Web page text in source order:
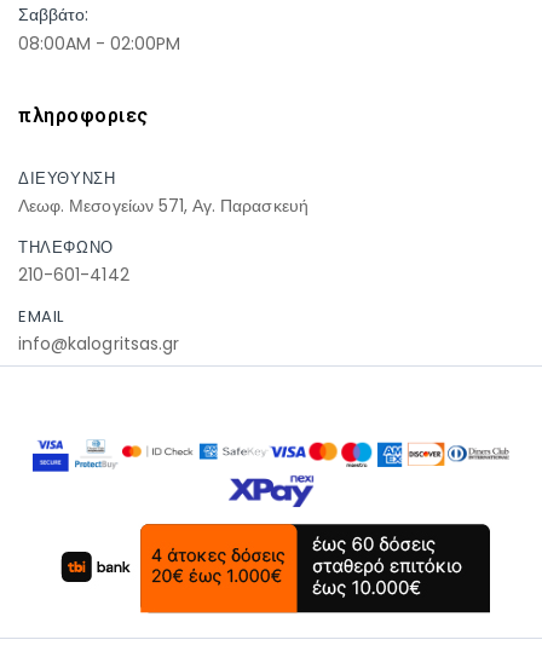
Σαββάτο:
08:00AM - 02:00PM
πληροφοριες
ΔΙΕΥΘΥΝΣΗ
Λεωφ. Μεσογείων 571, Αγ. Παρασκευή
ΤΗΛΕΦΩΝΟ
210-601-4142
EMAIL
info@kalogritsas.gr